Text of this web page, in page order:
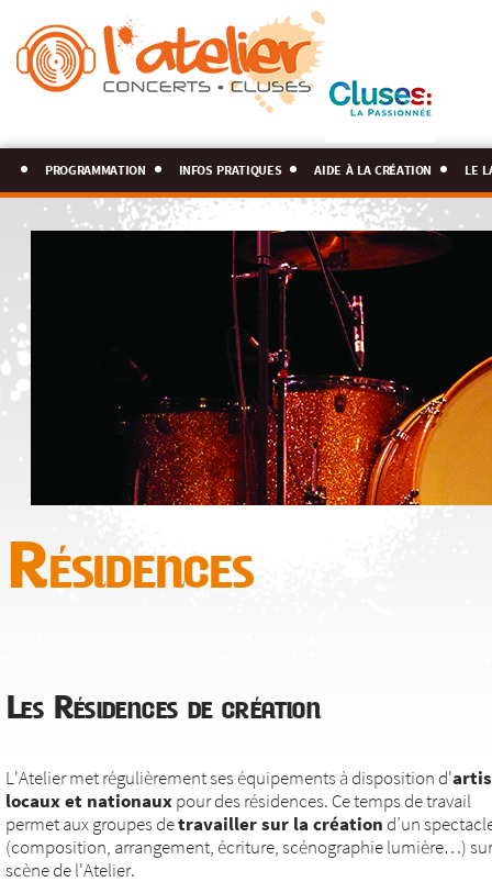
programmation infos pratiques aide à la création le
Résidences
Les Résidences de création
L'Atelier met régulièrement ses équipements à disposition d'
locaux et nationaux pour des résidences. Ce temps de travail
permet aux groupes detravailler sur la création d’un
(composition, arrangement, écriture, scénographie lumière…)
scène de l'Atelier.